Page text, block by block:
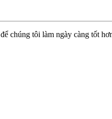
để chúng tôi làm ngày càng tốt